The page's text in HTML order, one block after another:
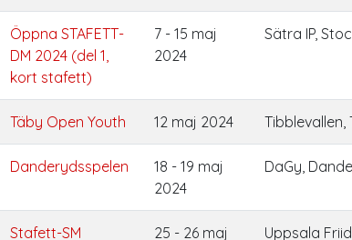
Öppna STAFETT-
DM 2024 (del 1,
kort stafett)
7 - 15 maj
2024
Sätra IP,
Täby Open Youth 12 maj 2024 Tibblevallen,
Danderydsspelen
18 - 19 maj
2024
DaGy,
Stafett-SM
25 - 26 maj
Uppsala